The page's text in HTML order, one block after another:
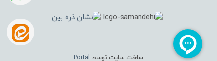
ساخت سایت توسط Portal